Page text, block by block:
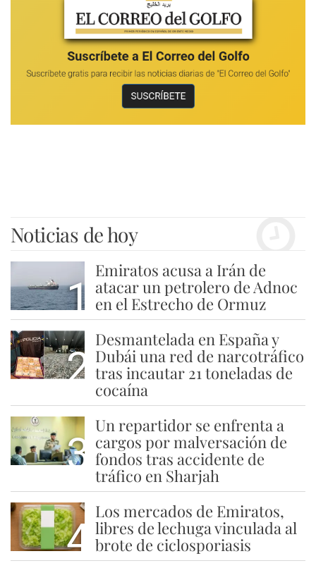
Noticias de hoy
1
Emiratos acusa a Irán de
atacar un petrolero de Adnoc
en el Estrecho de Ormuz
2
Desmantelada en España y
Dubái una red de narcotráfico
tras incautar 21 toneladas de
cocaína
3
Un repartidor se enfrenta a
cargos por malversación de
fondos tras accidente de
tráfico en Sharjah
4
Los mercados de Emiratos,
libres de lechuga vinculada al
brote de ciclosporiasis